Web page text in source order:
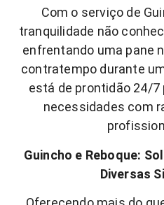
Com o serviço de
tranquilidade não
enfrentando uma pane
contratempo durante
está de prontidão 24/
necessidades com
Guincho e Reboque:
Diversas